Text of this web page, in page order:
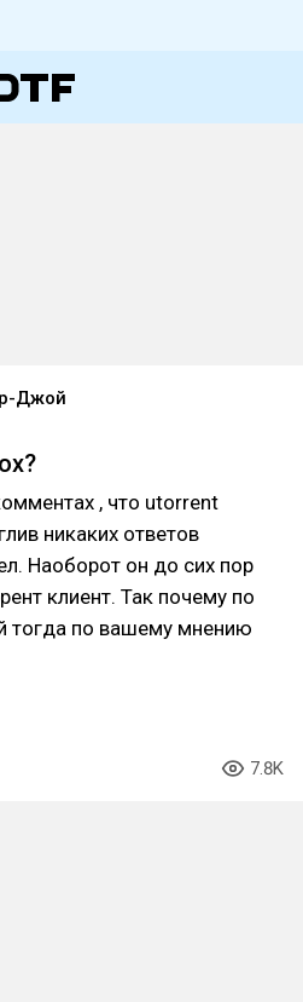
Джой
, что utorrent
никаких ответов
Наоборот он до сих пор
клиент. Так почему по
тогда по вашему мнению
7.8K